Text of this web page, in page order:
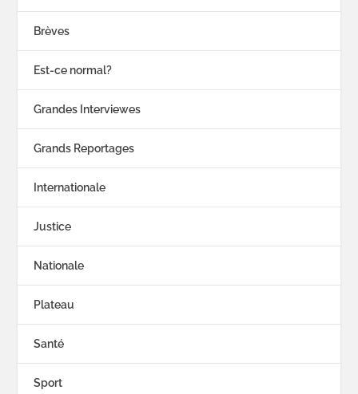
Brèves
Est-ce normal?
Grandes Interviewes
Grands Reportages
Internationale
Justice
Nationale
Plateau
Santé
Sport